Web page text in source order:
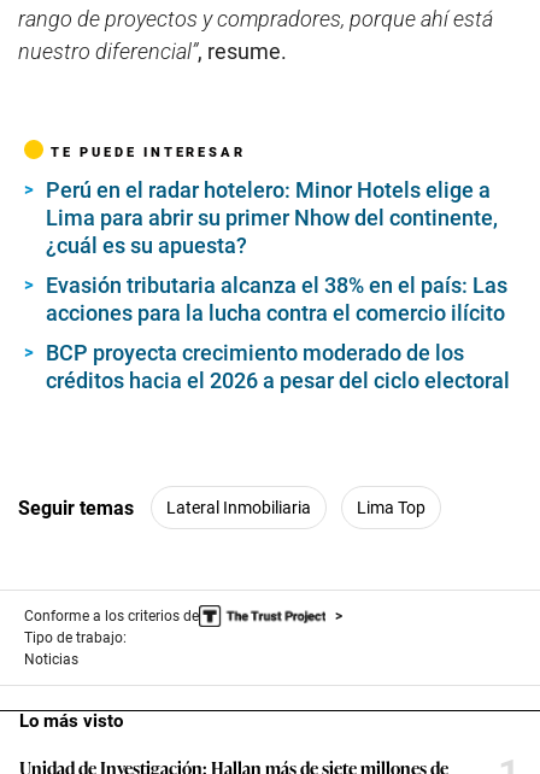
rango de proyectos y compradores, porque ahí está
nuestro diferencial”, resume.
TE PUEDE INTERESAR
Perú en el radar hotelero: Minor Hotels elige a
Lima para abrir su primer Nhow del continente,
¿cuál es su apuesta?
Evasión tributaria alcanza el 38% en el país: Las
acciones para la lucha contra el comercio ilícito
BCP proyecta crecimiento moderado de los
créditos hacia el 2026 a pesar del ciclo electoral
Seguir temas Lateral Inmobiliaria Lima Top
Conforme a los criterios de
Tipo de trabajo:
Noticias
Lo más visto
Unidad de Investigación: Hallan más de siete millones de